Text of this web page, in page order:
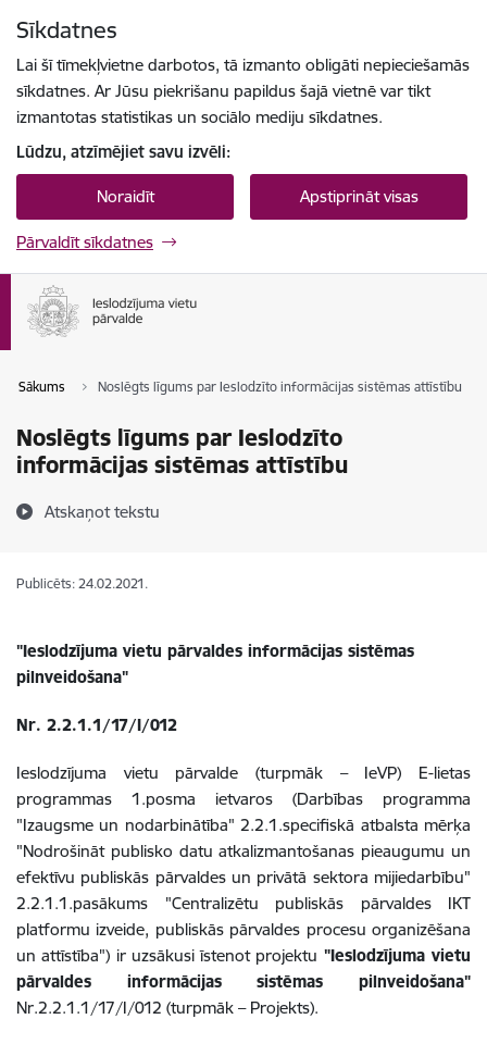
Sīkdatnes
Lai šī tīmekļvietne darbotos, tā izmanto obligāti nepieciešamās
sīkdatnes. Ar Jūsu piekrišanu papildus šajā vietnē var tikt
izmantotas statistikas un sociālo mediju sīkdatnes.
Lūdzu, atzīmējiet savu izvēli:
Noraidīt Apstiprināt visas
Pārvaldīt sīkdatnes
Sākums Noslēgts līgums par Ieslodzīto informācijas sistēmas attīstību
Noslēgts līgums par Ieslodzīto
informācijas sistēmas attīstību
Atskaņot tekstu
Publicēts: 24.02.2021.
"Ieslodzījuma vietu pārvaldes informācijas sistēmas
pilnveidošana"
Nr. 2.2.1.1/17/I/012
Ieslodzījuma vietu pārvalde (turpmāk – IeVP) E-lietas
programmas 1.posma ietvaros (Darbības programma
"Izaugsme un nodarbinātība" 2.2.1.specifiskā atbalsta mērķa
"Nodrošināt publisko datu atkalizmantošanas pieaugumu un
efektīvu publiskās pārvaldes un privātā sektora mijiedarbību"
2.2.1.1.pasākums "Centralizētu publiskās pārvaldes IKT
platformu izveide, publiskās pārvaldes procesu organizēšana
un attīstība") ir uzsākusi īstenot projektu "Ieslodzījuma vietu
pārvaldes informācijas sistēmas pilnveidošana"
Nr.2.2.1.1/17/I/012 (turpmāk – Projekts).